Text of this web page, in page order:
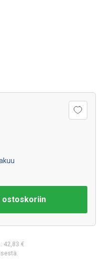
ostoskoriin
42,83 €